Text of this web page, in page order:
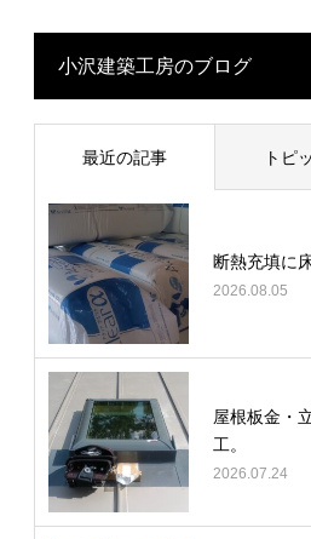
小沢建築工房のブログ
最近の記事 トピ
断熱充填に
2026.08.05
屋根板金・
工。
2026.07.24